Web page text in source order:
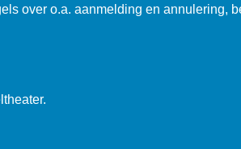
over o.a. aanmelding en annulering,